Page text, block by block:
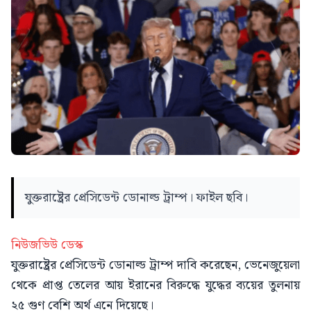
যুক্তরাষ্ট্রের প্রেসিডেন্ট ডোনাল্ড ট্রাম্প। ফাইল ছবি।
নিউজভিউ ডেস্ক
যুক্তরাষ্ট্রের প্রেসিডেন্ট ডোনাল্ড ট্রাম্প দাবি করেছেন, ভেনেজুয়েলা
থেকে প্রাপ্ত তেলের আয় ইরানের বিরুদ্ধে যুদ্ধের ব্যয়ের তুলনায়
২৫ গুণ বেশি অর্থ এনে দিয়েছে।